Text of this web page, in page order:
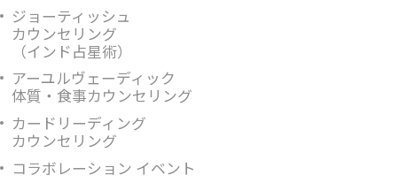
ジョーティッシュ
カウンセリング
（インド占星術）
アーユルヴェーディック
体質・食事カウンセリング
カードリーディング
カウンセリング
コラボレーション イベント